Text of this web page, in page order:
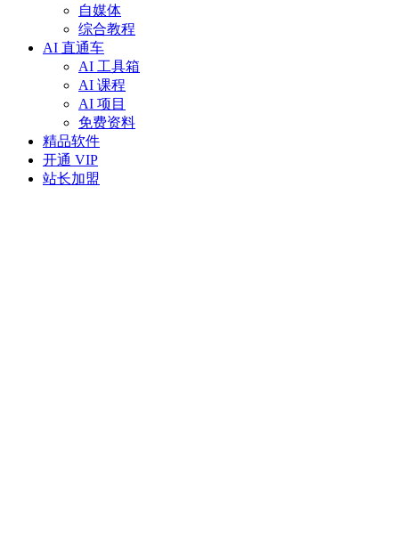
自媒体
综合教程
AI 直通车
AI 工具箱
AI 课程
AI 项目
免费资料
精品软件
开通 VIP
站长加盟